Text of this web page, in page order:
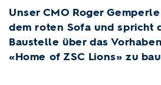
Unser CMO Roger
dem roten Sofa und spricht
Baustelle über das
«Home of ZSC Lions» zu